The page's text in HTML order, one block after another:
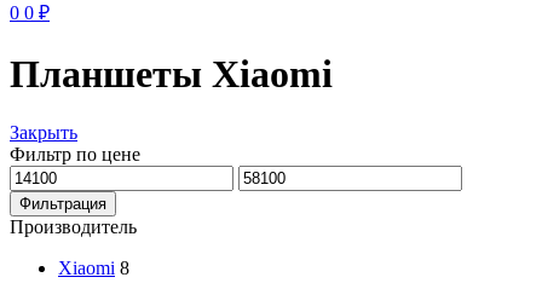
0 0 ₽
Планшеты Xiaomi
Закрыть
Фильтр по цене
Минимальная
цена
Максимальная
цена
Фильтрация
Производитель
Xiaomi 8